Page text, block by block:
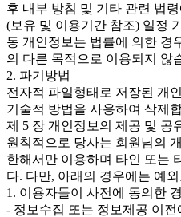
후 내부 방침 및 기타 관련 법
(보유 및 이용기간 참조) 일정
동 개인정보는 법률에 의한 경
의 다른 목적으로 이용되지 않
2. 파기방법
전자적 파일형태로 저장된 개
기술적 방법을 사용하여 삭제
제 5 장 개인정보의 제공 및 공
원칙적으로 당사는 회원님의
한해서만 이용하며 타인 또는
다. 다만, 아래의 경우에는 예
1. 이용자들이 사전에 동의한
- 정보수집 또는 정보제공 이